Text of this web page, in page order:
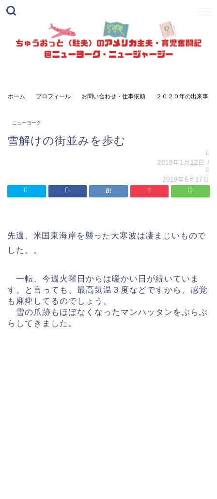
ホーム プロフィール お問い合わせ・仕事依頼 ２０２０年の出来事
ニューヨーク
雪解けの街並みを歩む
2018年1月12日 /
2019年6月17日
先週、米国東海岸を襲った大寒波は凄まじいもので
した。。
一転、今週火曜日からは暖かい日が続いていま
す。と言っても、最高気温３度などですから、感覚
も麻痺してるのでしょう。
雪の爪跡もほぼなくなったマンハッタンをぶらぶ
らしてきました。